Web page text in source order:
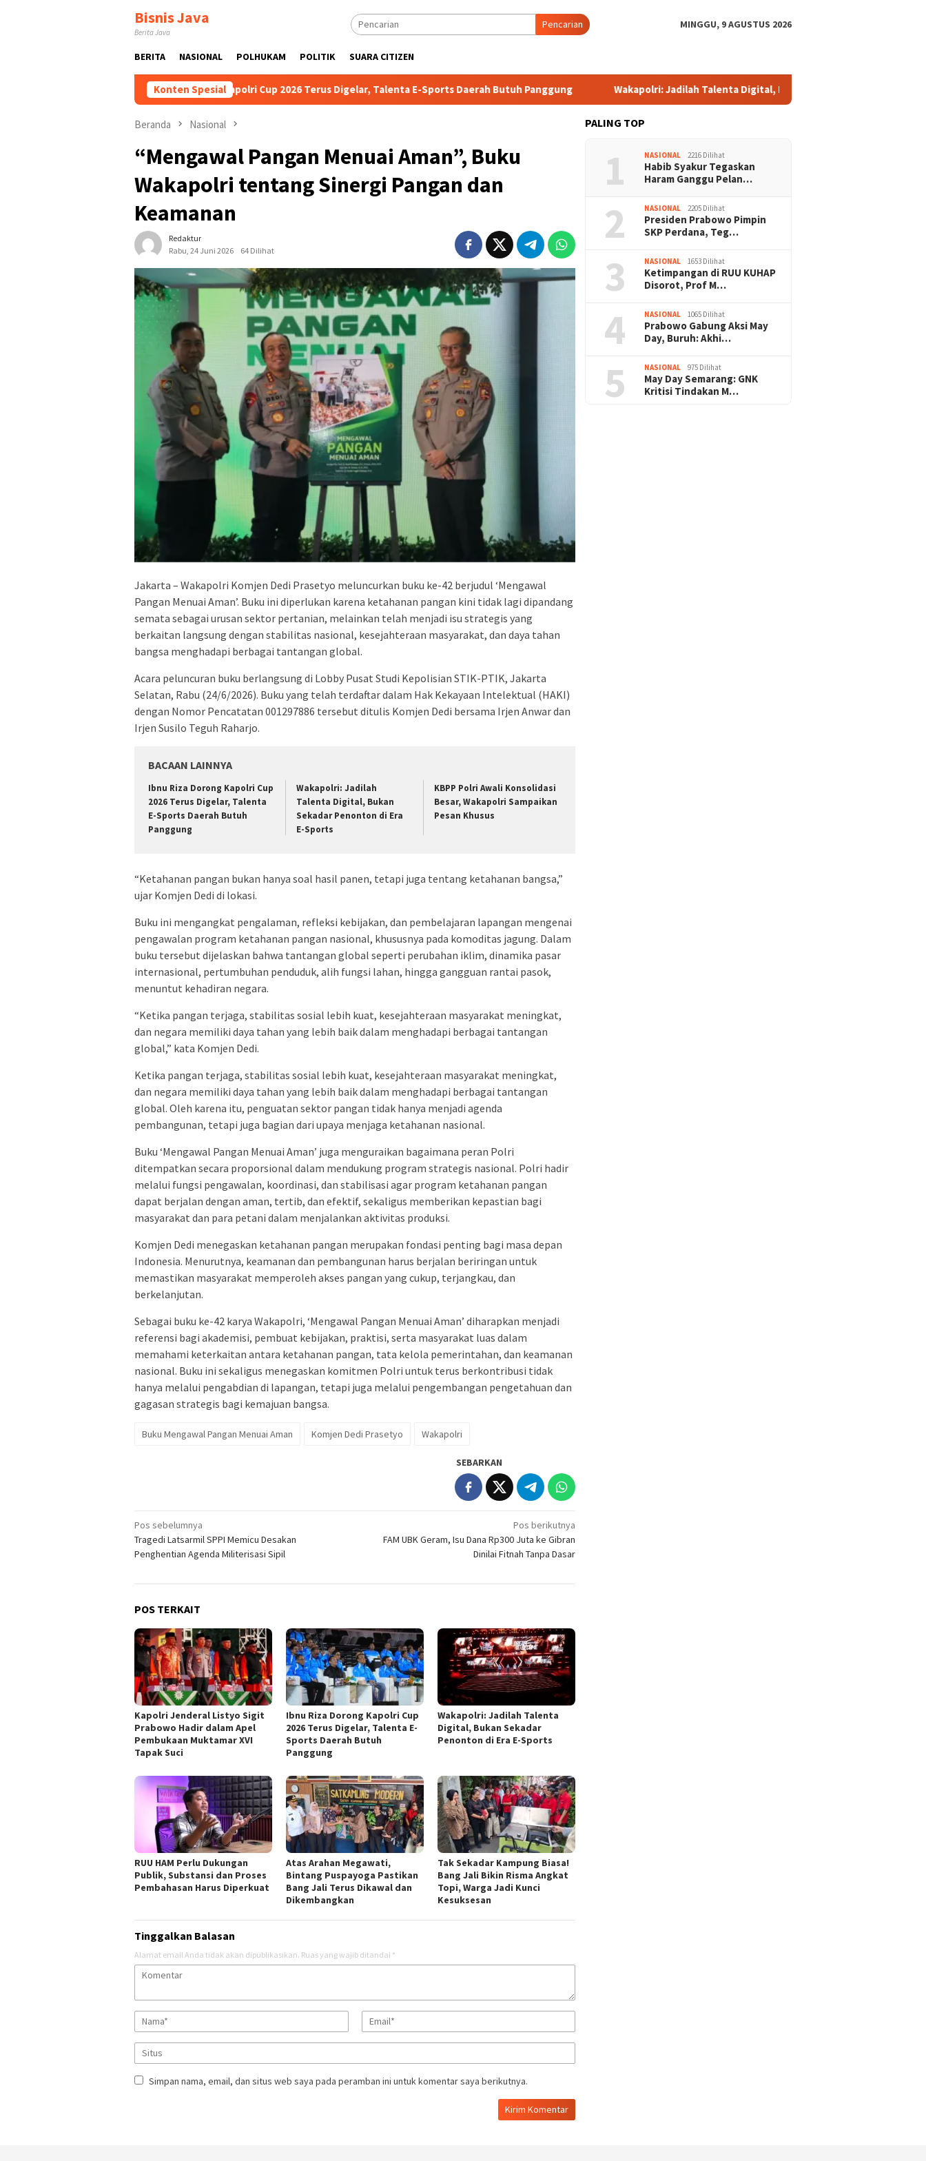
Bisnis Java
Berita Java
Pencarian MINGGU, 9 AGUSTUS 2026
BERITA NASIONAL POLHUKAM POLITIK SUARA CITIZEN
Konten Spesial
Ibnu Riza Dorong Kapolri Cup 2026 Terus Digelar, Talenta E-Sports Daerah Butuh Panggung Wakapolri: Jadilah Talenta Digital, Bukan Sekadar Penonton di Era E-Sports
Beranda Nasional
“Mengawal Pangan Menuai Aman”, Buku
Wakapolri tentang Sinergi Pangan dan
Keamanan
Redaktur
Rabu, 24 Juni 2026
64 Dilihat
Jakarta – Wakapolri Komjen Dedi Prasetyo meluncurkan buku ke-42 berjudul ‘Mengawal
Pangan Menuai Aman’. Buku ini diperlukan karena ketahanan pangan kini tidak lagi dipandang
semata sebagai urusan sektor pertanian, melainkan telah menjadi isu strategis yang
berkaitan langsung dengan stabilitas nasional, kesejahteraan masyarakat, dan daya tahan
bangsa menghadapi berbagai tantangan global.
Acara peluncuran buku berlangsung di Lobby Pusat Studi Kepolisian STIK-PTIK, Jakarta
Selatan, Rabu (24/6/2026). Buku yang telah terdaftar dalam Hak Kekayaan Intelektual (HAKI)
dengan Nomor Pencatatan 001297886 tersebut ditulis Komjen Dedi bersama Irjen Anwar dan
Irjen Susilo Teguh Raharjo.
BACAAN LAINNYA
Ibnu Riza Dorong Kapolri Cup
2026 Terus Digelar, Talenta
E-Sports Daerah Butuh
Panggung
Wakapolri: Jadilah
Talenta Digital, Bukan
Sekadar Penonton di Era
E-Sports
KBPP Polri Awali Konsolidasi
Besar, Wakapolri Sampaikan
Pesan Khusus
“Ketahanan pangan bukan hanya soal hasil panen, tetapi juga tentang ketahanan bangsa,”
ujar Komjen Dedi di lokasi.
Buku ini mengangkat pengalaman, refleksi kebijakan, dan pembelajaran lapangan mengenai
pengawalan program ketahanan pangan nasional, khususnya pada komoditas jagung. Dalam
buku tersebut dijelaskan bahwa tantangan global seperti perubahan iklim, dinamika pasar
internasional, pertumbuhan penduduk, alih fungsi lahan, hingga gangguan rantai pasok,
menuntut kehadiran negara.
“Ketika pangan terjaga, stabilitas sosial lebih kuat, kesejahteraan masyarakat meningkat,
dan negara memiliki daya tahan yang lebih baik dalam menghadapi berbagai tantangan
global,” kata Komjen Dedi.
Ketika pangan terjaga, stabilitas sosial lebih kuat, kesejahteraan masyarakat meningkat,
dan negara memiliki daya tahan yang lebih baik dalam menghadapi berbagai tantangan
global. Oleh karena itu, penguatan sektor pangan tidak hanya menjadi agenda
pembangunan, tetapi juga bagian dari upaya menjaga ketahanan nasional.
Buku ‘Mengawal Pangan Menuai Aman’ juga menguraikan bagaimana peran Polri
ditempatkan secara proporsional dalam mendukung program strategis nasional. Polri hadir
melalui fungsi pengawalan, koordinasi, dan stabilisasi agar program ketahanan pangan
dapat berjalan dengan aman, tertib, dan efektif, sekaligus memberikan kepastian bagi
masyarakat dan para petani dalam menjalankan aktivitas produksi.
Komjen Dedi menegaskan ketahanan pangan merupakan fondasi penting bagi masa depan
Indonesia. Menurutnya, keamanan dan pembangunan harus berjalan beriringan untuk
memastikan masyarakat memperoleh akses pangan yang cukup, terjangkau, dan
berkelanjutan.
Sebagai buku ke-42 karya Wakapolri, ‘Mengawal Pangan Menuai Aman’ diharapkan menjadi
referensi bagi akademisi, pembuat kebijakan, praktisi, serta masyarakat luas dalam
memahami keterkaitan antara ketahanan pangan, tata kelola pemerintahan, dan keamanan
nasional. Buku ini sekaligus menegaskan komitmen Polri untuk terus berkontribusi tidak
hanya melalui pengabdian di lapangan, tetapi juga melalui pengembangan pengetahuan dan
gagasan strategis bagi kemajuan bangsa.
Buku Mengawal Pangan Menuai Aman Komjen Dedi Prasetyo Wakapolri
SEBARKAN
Navigasi
pos
Pos sebelumnya
Tragedi Latsarmil SPPI Memicu Desakan
Penghentian Agenda Militerisasi Sipil
Pos berikutnya
FAM UBK Geram, Isu Dana Rp300 Juta ke Gibran
Dinilai Fitnah Tanpa Dasar
POS TERKAIT
Kapolri Jenderal Listyo Sigit
Prabowo Hadir dalam Apel
Pembukaan Muktamar XVI
Tapak Suci
Ibnu Riza Dorong Kapolri Cup
2026 Terus Digelar, Talenta E-
Sports Daerah Butuh
Panggung
Wakapolri: Jadilah Talenta
Digital, Bukan Sekadar
Penonton di Era E-Sports
RUU HAM Perlu Dukungan
Publik, Substansi dan Proses
Pembahasan Harus Diperkuat
Atas Arahan Megawati,
Bintang Puspayoga Pastikan
Bang Jali Terus Dikawal dan
Dikembangkan
Tak Sekadar Kampung Biasa!
Bang Jali Bikin Risma Angkat
Topi, Warga Jadi Kunci
Kesuksesan
Tinggalkan Balasan
Alamat email Anda tidak akan dipublikasikan. Ruas yang wajib ditandai *
Simpan nama, email, dan situs web saya pada peramban ini untuk komentar saya berikutnya.
PALING TOP
1 NASIONAL 2216 Dilihat
Habib Syakur Tegaskan
Haram Ganggu Pelan…
2 NASIONAL 2205 Dilihat
Presiden Prabowo Pimpin
SKP Perdana, Teg…
3 NASIONAL 1653 Dilihat
Ketimpangan di RUU KUHAP
Disorot, Prof M…
4 NASIONAL 1065 Dilihat
Prabowo Gabung Aksi May
Day, Buruh: Akhi…
5 NASIONAL 975 Dilihat
May Day Semarang: GNK
Kritisi Tindakan M…